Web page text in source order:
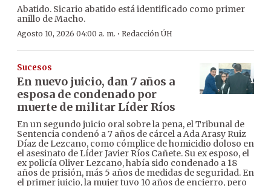
Abatido. Sicario abatido está identificado como primer
anillo de Macho.
Agosto 10, 2026 04:00 a. m. · Redacción ÚH
Sucesos
En nuevo juicio, dan 7 años a
esposa de condenado por
muerte de militar Líder Ríos
En un segundo juicio oral sobre la pena, el Tribunal de
Sentencia condenó a 7 años de cárcel a Ada Arasy Ruiz
Díaz de Lezcano, como cómplice de homicidio doloso en
el asesinato de Líder Javier Ríos Cañete. Su ex esposo, el
ex policía Oliver Lezcano, había sido condenado a 18
años de prisión, más 5 años de medidas de seguridad. En
el primer juicio, la mujer tuvo 10 años de encierro, pero